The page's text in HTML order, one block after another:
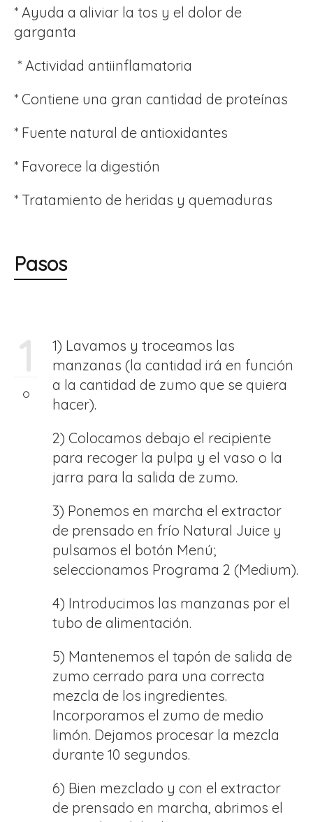
* Ayuda a aliviar la tos y el dolor de
garganta
* Actividad antiinflamatoria
* Contiene una gran cantidad de proteínas
* Fuente natural de antioxidantes
* Favorece la digestión
* Tratamiento de heridas y quemaduras
Pasos
1
1) Lavamos y troceamos las
manzanas (la cantidad irá en función
a la cantidad de zumo que se quiera
hacer).
2) Colocamos debajo el recipiente
para recoger la pulpa y el vaso o la
jarra para la salida de zumo.
3) Ponemos en marcha el extractor
de prensado en frío Natural Juice y
pulsamos el botón Menú;
seleccionamos Programa 2 (Medium).
4) Introducimos las manzanas por el
tubo de alimentación.
5) Mantenemos el tapón de salida de
zumo cerrado para una correcta
mezcla de los ingredientes.
Incorporamos el zumo de medio
limón. Dejamos procesar la mezcla
durante 10 segundos.
6) Bien mezclado y con el extractor
de prensado en marcha, abrimos el